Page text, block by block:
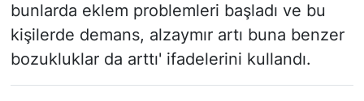
bunlarda eklem problemleri başladı ve bu
kişilerde demans, alzaymır artı buna benzer
bozukluklar da arttı' ifadelerini kullandı.